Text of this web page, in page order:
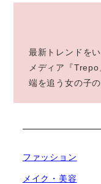
送
り
最新トレンドを
メディア『
端を追う女の子
ファッション
メイク・美容